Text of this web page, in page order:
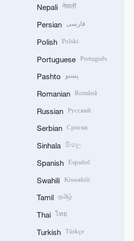
Nepali नेपाली
Persian فارسی
Polish Polski
Portuguese Português
Pashto پښتو
Romanian Română
Russian Русский
Serbian Српски
Sinhala සිංහල
Spanish Español
Swahili Kiswahili
Tamil தமிழ்
Thai ไทย
Turkish Türkçe